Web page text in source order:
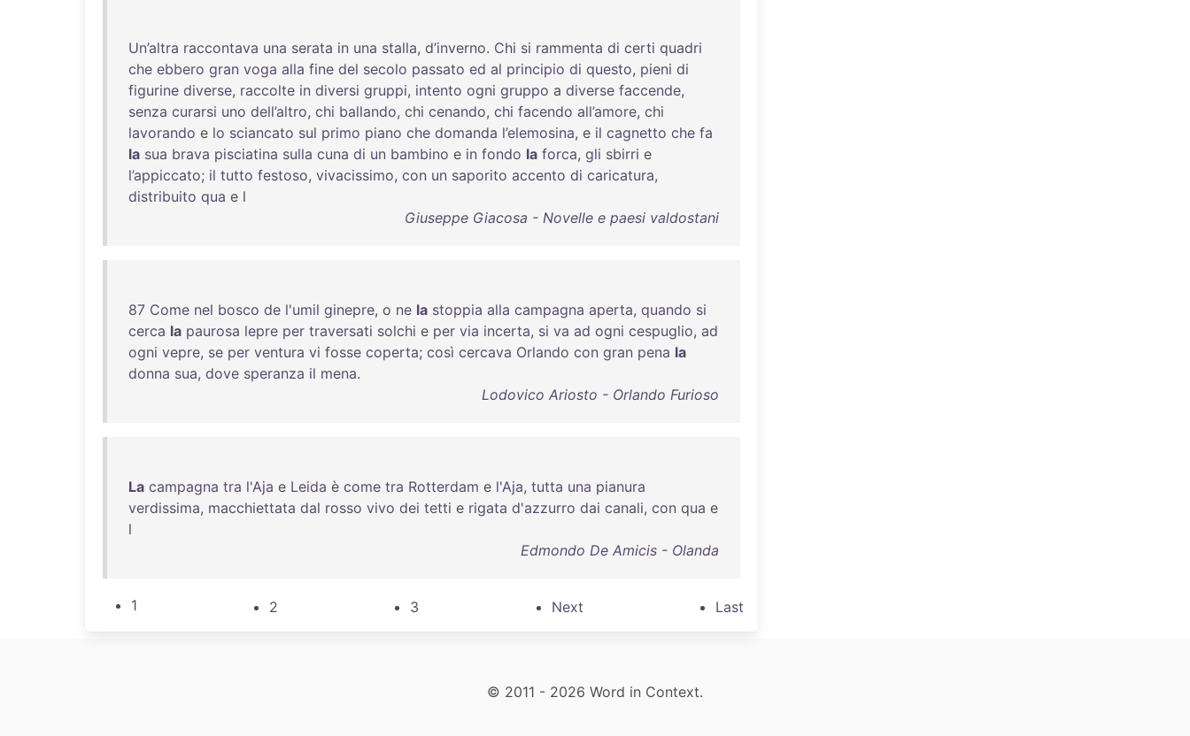
Un’altra raccontava una serata in una stalla, d’inverno. Chi si rammenta di certi quadri
che ebbero gran voga alla fine del secolo passato ed al principio di questo, pieni di
figurine diverse, raccolte in diversi gruppi, intento ogni gruppo a diverse faccende,
senza curarsi uno dell’altro, chi ballando, chi cenando, chi facendo all’amore, chi
lavorando e lo sciancato sul primo piano che domanda l’elemosina, e il cagnetto che fa
la sua brava pisciatina sulla cuna di un bambino e in fondo la forca, gli sbirri e
l’appiccato; il tutto festoso, vivacissimo, con un saporito accento di caricatura,
distribuito qua e l
Giuseppe Giacosa - Novelle e paesi valdostani
87 Come nel bosco de l'umil ginepre, o ne la stoppia alla campagna aperta, quando si
cerca la paurosa lepre per traversati solchi e per via incerta, si va ad ogni cespuglio, ad
ogni vepre, se per ventura vi fosse coperta; così cercava Orlando con gran pena la
donna sua, dove speranza il mena.
Lodovico Ariosto - Orlando Furioso
La campagna tra l'Aja e Leida è come tra Rotterdam e l'Aja, tutta una pianura
verdissima, macchiettata dal rosso vivo dei tetti e rigata d'azzurro dai canali, con qua e
l
Edmondo De Amicis - Olanda
1 2 3 Next Last
© 2011 - 2026 Word in Context.